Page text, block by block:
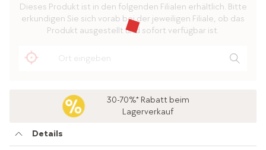
Dieses Produkt ist in den folgenden Filialen erhältlich. Bitte
erkundigen Sie sich vorab bei der jeweiligen Filiale, ob das
Produkt ausgestellt und sofort verfügbar ist.
30-70%* Rabatt beim
Lagerverkauf
Details